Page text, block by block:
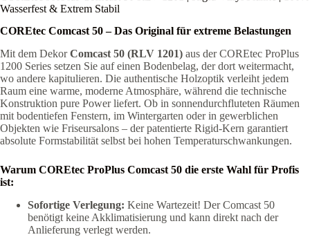
Wasserfest & Extrem Stabil
COREtec Comcast 50 – Das Original für extreme Belastungen
Mit dem DekorComcast 50 (RLV 1201) aus der COREtec ProPlus
1200 Series setzen Sie auf einen Bodenbelag, der dort weitermacht,
wo andere kapitulieren. Die authentische Holzoptik verleiht jedem
Raum eine warme, moderne Atmosphäre, während die technische
Konstruktion pure Power liefert. Ob in sonnendurchfluteten Räumen
mit bodentiefen Fenstern, im Wintergarten oder in gewerblichen
Objekten wie Friseursalons – der patentierte Rigid-Kern garantiert
absolute Formstabilität selbst bei hohen Temperaturschwankungen.
Warum COREtec ProPlus Comcast 50 die erste Wahl für Profis
ist:
Sofortige Verlegung: Keine Wartezeit! Der Comcast 50
benötigt keine Akklimatisierung und kann direkt nach der
Anlieferung verlegt werden.